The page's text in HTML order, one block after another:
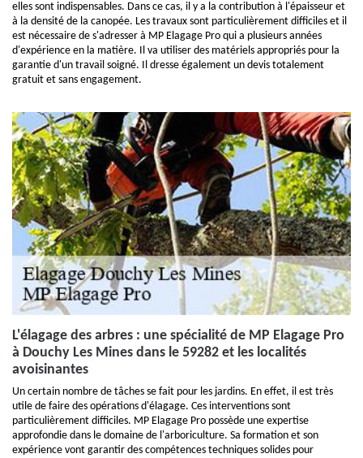
elles sont indispensables. Dans ce cas, il y a la contribution à l'épaisseur et
à la densité de la canopée. Les travaux sont particulièrement difficiles et il
est nécessaire de s'adresser à MP Elagage Pro qui a plusieurs années
d'expérience en la matière. Il va utiliser des matériels appropriés pour la
garantie d'un travail soigné. Il dresse également un devis totalement
gratuit et sans engagement.
L'élagage des arbres : une spécialité de MP Elagage Pro
à Douchy Les Mines dans le 59282 et les localités
avoisinantes
Un certain nombre de tâches se fait pour les jardins. En effet, il est très
utile de faire des opérations d'élagage. Ces interventions sont
particulièrement difficiles. MP Elagage Pro possède une expertise
approfondie dans le domaine de l'arboriculture. Sa formation et son
expérience vont garantir des compétences techniques solides pour